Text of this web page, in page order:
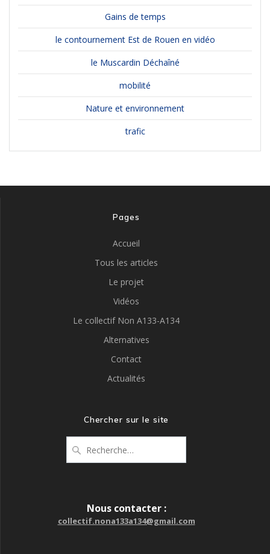
Gains de temps
le contournement Est de Rouen en vidéo
le Muscardin Déchaîné
mobilité
Nature et environnement
trafic
Pages
Accueil
Tous les articles
Le projet
Vidéos
Le collectif Non A133-A134
Alternatives
Contact
Actualités
Chercher sur le site
pour
Nous contacter :
collectif.nona133a134@gmail.com